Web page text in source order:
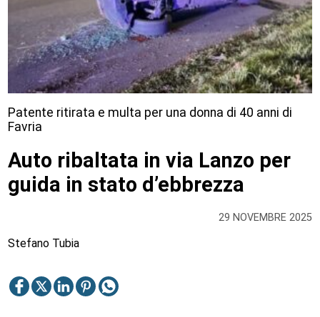
29 NOVEMBRE 2025
Patente ritirata e multa per una donna di 40 anni di
Favria
Auto ribaltata in via Lanzo per
guida in stato d’ebbrezza
Stefano Tubia